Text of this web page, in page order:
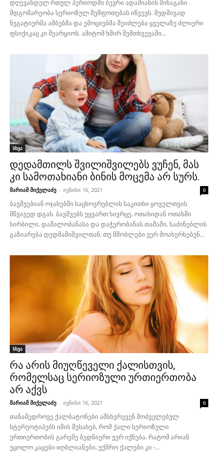
დღევანდელ რთულ პერიოდში ბევრი ადამიანის შინაგანი
მდგომარეობა სერიოზულ შეშფოთებას იწვევს. მუდმივად
ნეგატიურმა ამბებმა და ემოციებმა შეიძლება ყველაზე ძლიერი
ფსიქიკაც კი შეარყიოს. ამიტომ ხშირ შემთხვევაში...
სხვა
დედამთილს შვილიშვილებს ვუჩენ, მას
კი სამოთახიანი ბინის მოცემა არ სურს.
მარიამ მიქელაძე - ივნისი 16, 2021 0
ბავშვებიან ოჯახებში საცხოვრებლის საკითხი ყოველთვის
მწვავედ დგას. ბავშვებს უყვართ სივრცე, ოთახიდან ოთახში
სირბილი, დამალობანასა და დაჭერობანას თამაში, საძინებლის
გაზიარება დედმამიშვილთან. თუ მშობლები ვერ მოახერხებენ...
სხვა
რა არის მიუღწეველი ქალისთვის,
რომელსაც სერიოზული ურთიერთობა
არ აქვს
მარიამ მიქელაძე - ივნისი 16, 2021 0
თანამედროვე ქალბატონები ამსხვრევენ მოძველებულ
სტერეოტიპებს იმის შესახებ, რომ ქალი სერიოზული
ურთიერთობის გარეშე ბედნიერი ვერ იქნება. რატომ არიან
უცოლო კაცები იღბლიანები, უქმრო ქალები კი -...